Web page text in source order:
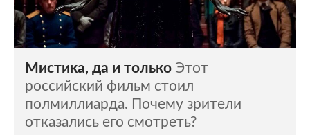
Мистика, да и только Этот
российский фильм стоил
полмиллиарда. Почему зрители
отказались его смотреть?